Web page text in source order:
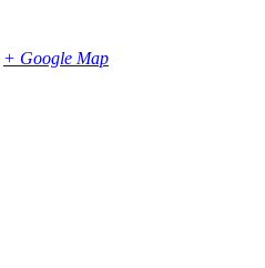
+ Google Map